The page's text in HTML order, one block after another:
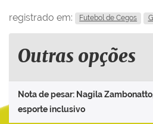
registrado em: Futebol de Cegos
Outras opções
Nota de pesar: Nagila
esporte inclusivo